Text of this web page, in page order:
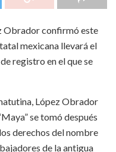
Obrador confirmó este
mexicana llevará el
registro en el que se
López Obrador
se tomó después
derechos del nombre
de la antigua